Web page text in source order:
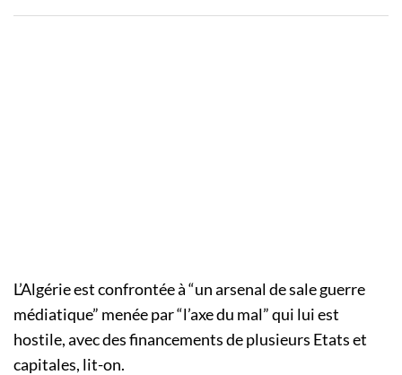
L’Algérie est confrontée à “un arsenal de sale guerre
médiatique” menée par “l’axe du mal” qui lui est
hostile, avec des financements de plusieurs Etats et
capitales, lit-on.